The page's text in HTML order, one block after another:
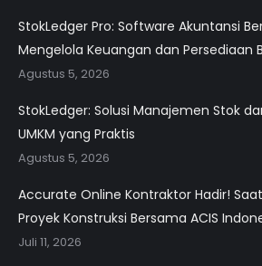
StokLedger Pro: Software Akuntansi
Mengelola Keuangan dan Persediaan
Agustus 5, 2026
StokLedger: Solusi Manajemen Stok
UMKM yang Praktis
Agustus 5, 2026
Accurate Online Kontraktor Hadir!
Proyek Konstruksi Bersama ACIS
Juli 11, 2026